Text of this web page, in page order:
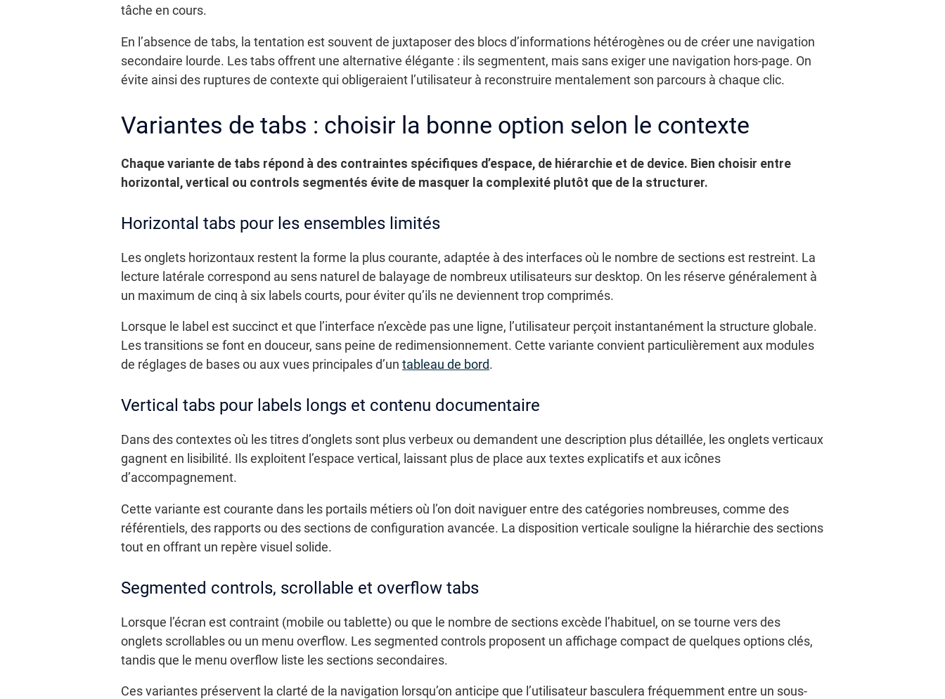
tâche en cours.
En l’absence de tabs, la tentation est souvent de juxtaposer des blocs d’informations hétérogènes ou de créer une navigation
secondaire lourde. Les tabs offrent une alternative élégante : ils segmentent, mais sans exiger une navigation hors-page. On
évite ainsi des ruptures de contexte qui obligeraient l’utilisateur à reconstruire mentalement son parcours à chaque clic.
Variantes de tabs : choisir la bonne option selon le contexte
Chaque variante de tabs répond à des contraintes spécifiques d’espace, de hiérarchie et de device. Bien choisir entre
horizontal, vertical ou controls segmentés évite de masquer la complexité plutôt que de la structurer.
Horizontal tabs pour les ensembles limités
Les onglets horizontaux restent la forme la plus courante, adaptée à des interfaces où le nombre de sections est restreint. La
lecture latérale correspond au sens naturel de balayage de nombreux utilisateurs sur desktop. On les réserve généralement à
un maximum de cinq à six labels courts, pour éviter qu’ils ne deviennent trop comprimés.
Lorsque le label est succinct et que l’interface n’excède pas une ligne, l’utilisateur perçoit instantanément la structure globale.
Les transitions se font en douceur, sans peine de redimensionnement. Cette variante convient particulièrement aux modules
de réglages de bases ou aux vues principales d’un tableau de bord.
Vertical tabs pour labels longs et contenu documentaire
Dans des contextes où les titres d’onglets sont plus verbeux ou demandent une description plus détaillée, les onglets verticaux
gagnent en lisibilité. Ils exploitent l’espace vertical, laissant plus de place aux textes explicatifs et aux icônes
d’accompagnement.
Cette variante est courante dans les portails métiers où l’on doit naviguer entre des catégories nombreuses, comme des
référentiels, des rapports ou des sections de configuration avancée. La disposition verticale souligne la hiérarchie des sections
tout en offrant un repère visuel solide.
Segmented controls, scrollable et overflow tabs
Lorsque l’écran est contraint (mobile ou tablette) ou que le nombre de sections excède l’habituel, on se tourne vers des
onglets scrollables ou un menu overflow. Les segmented controls proposent un affichage compact de quelques options clés,
tandis que le menu overflow liste les sections secondaires.
Ces variantes préservent la clarté de la navigation lorsqu’on anticipe que l’utilisateur basculera fréquemment entre un sous-